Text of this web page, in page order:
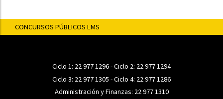
CONCURSOS PÚBLICOS LMS
Ciclo 1: 22 977 1296- Ciclo 2: 22 977 1294
Ciclo 3: 22 977 1305 - Ciclo 4: 22 977 1286
Administración y Finanzas: 22 977 1310